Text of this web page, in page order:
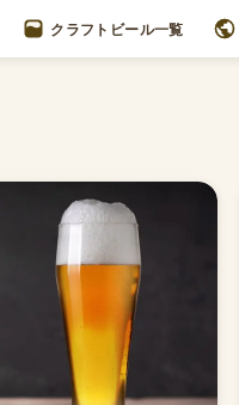
クラフトビール一覧